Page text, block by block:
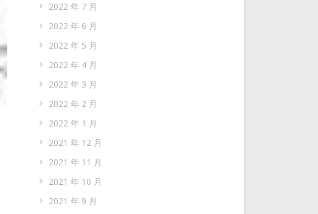
2022 年 7 月
2022 年 6 月
2022 年 5 月
2022 年 4 月
2022 年 3 月
2022 年 2 月
2022 年 1 月
2021 年 12 月
2021 年 11 月
2021 年 10 月
2021 年 9 月